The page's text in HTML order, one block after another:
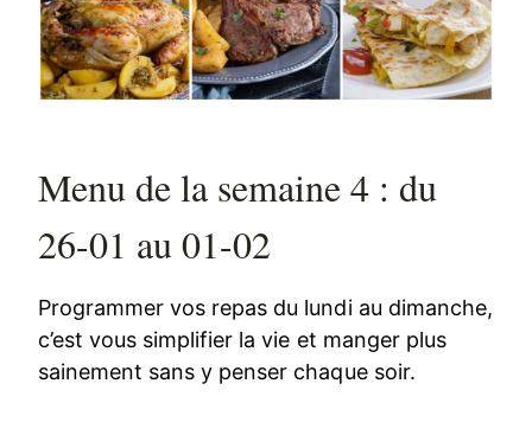
Menu de la semaine 4 : du
26-01 au 01-02
Programmer vos repas du lundi au dimanche,
c’est vous simplifier la vie et manger plus
sainement sans y penser chaque soir.